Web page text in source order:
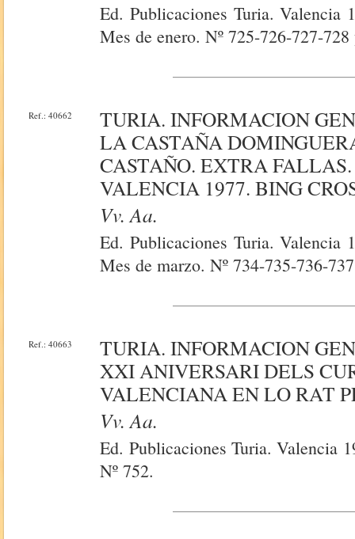
Ed. Publicaciones Turia. Valencia
Mes de enero. Nº 725-726-727-
Ref.: 40662
TURIA. INFORMACION
LA CASTAÑA
CASTAÑO. EXTRA
VALENCIA 1977. BING
Vv. Aa.
Ed. Publicaciones Turia. Valencia
Mes de marzo. Nº 734-735-736-
Ref.: 40663
TURIA. INFORMACION
XXI ANIVERSARI DELS
VALENCIANA EN LO RAT
Vv. Aa.
Ed. Publicaciones Turia. Valencia
Nº 752.